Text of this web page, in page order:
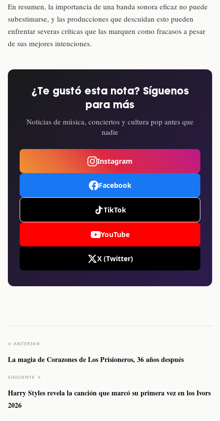
En resumen, la importancia de una banda sonora eficaz no puede
subestimarse, y las producciones que descuidan esto pueden
enfrentar severas críticas que las marquen como fracasos a pesar
de sus mejores intenciones.
¿Te gustó esta nota? Síguenos
para más
Noticias de música, conciertos y cultura pop antes que
nadie
Instagram
Facebook
TikTok
YouTube
X (Twitter)
← ANTERIOR
La magia de Corazones de Los Prisioneros, 36 años después
SIGUIENTE →
Harry Styles revela la canción que marcó su primera vez en los Ivors
2026